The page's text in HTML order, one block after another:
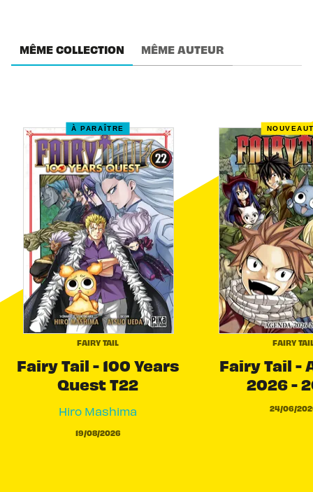
MÊME COLLECTION MÊME AUTEUR
À PARAÎTRE
FAIRY TAIL
Fairy Tail - 100 Years
Quest T22
Hiro Mashima
19/08/2026
FAIRY
Fairy Tail -
2026 -
24/06/